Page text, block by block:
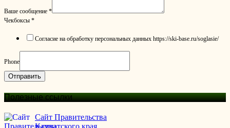
Ваше сообщение *
Чекбоксы *
Согласие на обработку персональных данных https://ski-base.ru/soglasie/
Phone
Отправить
Полезные ссылки
Сайт Правительства
Камчатского края